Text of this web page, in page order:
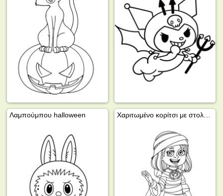
Λαμπούμπου halloween Χαριτωμένο κορίτσι με στολή μούμιας και τσάντα σε σχήμα κολοκύθας